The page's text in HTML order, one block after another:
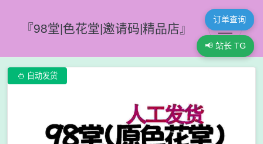
『98堂|色花堂|邀请码|精品店』
订单查询
📢 站长 TG
 自动发货